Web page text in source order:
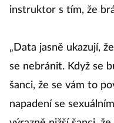
instruktor s tím, že
„Data jasně ukazují,
se nebránit. Když se
šanci, že se vám to
napadení se